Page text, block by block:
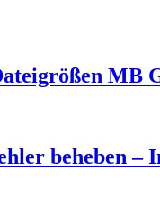
MB
beheben